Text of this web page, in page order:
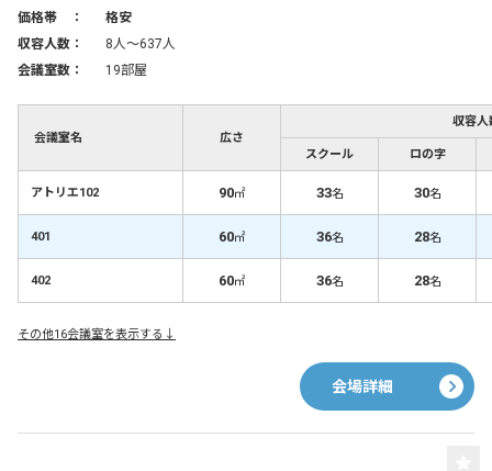
価格帯 ：
格安
収容人数：
8人〜637人
会議室数：
19部屋
会議室名 広さ
収容人
スクール ロの字
アトリエ102 90㎡ 33名 30名
401 60㎡ 36名 28名
402 60㎡ 36名 28名
その他16会議室を表示する↓
会場詳細